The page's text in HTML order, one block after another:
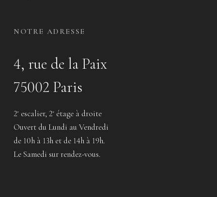
NOTRE ADRESSE
4, rue de la Paix
75002 Paris
2e escalier, 2e étage à droite
Ouvert du Lundi au Vendredi
de 10h à 13h et de 14h à 19h.
Le Samedi sur rendez-vous.